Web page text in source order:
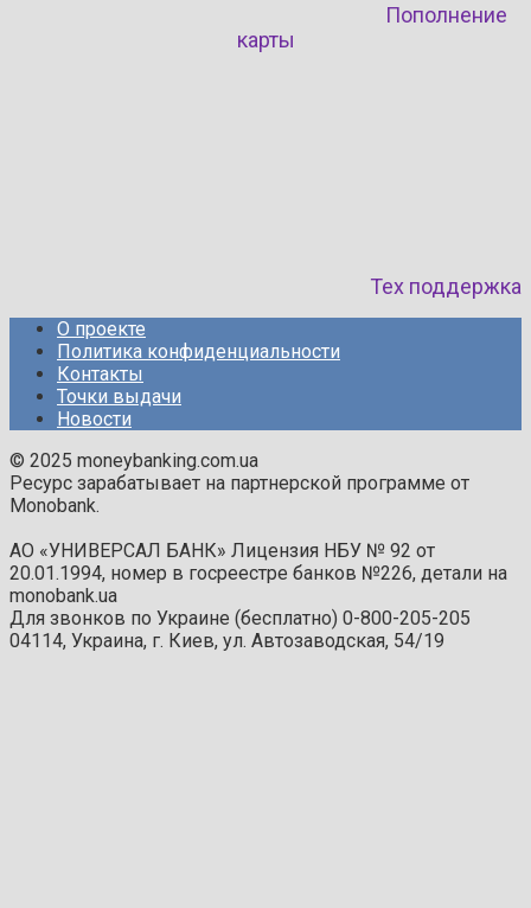
Пополнение
карты
Тех поддержка
О проекте
Политика конфиденциальности
Контакты
Точки выдачи
Новости
© 2025 moneybanking.com.ua
Ресурс зарабатывает на партнерской программе от
Monobank.
АО «УНИВЕРСАЛ БАНК» Лицензия НБУ № 92 от
20.01.1994, номер в госреестре банков №226, детали на
monobank.ua
Для звонков по Украине (бесплатно) 0-800-205-205
04114, Украина, г. Киев, ул. Автозаводская, 54/19